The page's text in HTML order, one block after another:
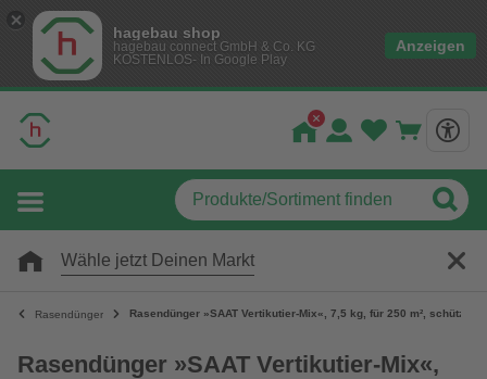
hagebau shop
hagebau connect GmbH & Co. KG
KOSTENLOS- In Google Play
Anzeigen
Wähle jetzt Deinen Markt
Rasendünger Rasendünger »SAAT Vertikutier-Mix«, 7,5 kg, für 250 m², schützt
Rasendünger »SAAT Vertikutier-Mix«,